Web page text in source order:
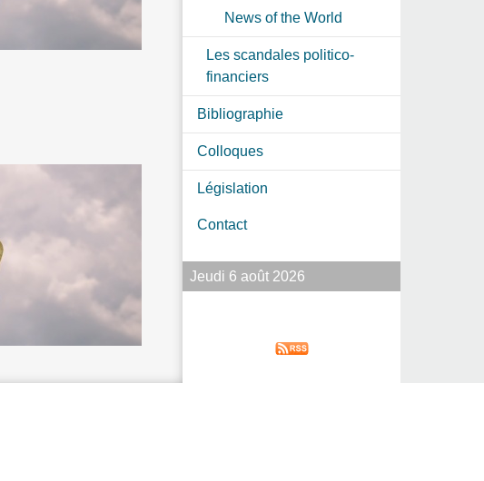
News of the World
Les scandales politico-
financiers
Bibliographie
Colloques
Législation
Contact
Jeudi 6 août 2026